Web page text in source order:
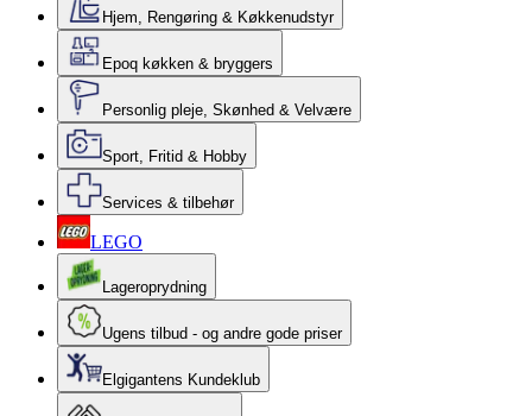
Hjem, Rengøring & Køkkenudstyr
Epoq køkken & bryggers
Personlig pleje, Skønhed & Velvære
Sport, Fritid & Hobby
Services & tilbehør
LEGO
Lageroprydning
Ugens tilbud - og andre gode priser
Elgigantens Kundeklub